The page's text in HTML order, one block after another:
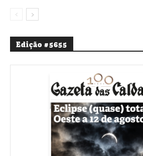
Edição #5655